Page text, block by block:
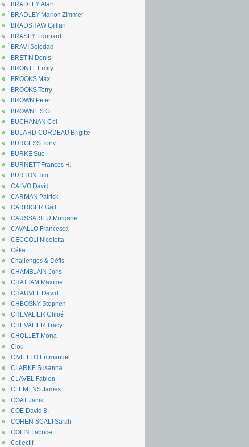
BRADLEY Alan
BRADLEY Marion Zimmer
BRADSHAW Gillian
BRASEY Edouard
BRAVI Soledad
BRETIN Denis
BRONTË Emily
BROOKS Max
BROOKS Terry
BROWN Peter
BROWNE S.G.
BUCHANAN Col
BULARD-CORDEAU Brigitte
BURGESS Tony
BURKE Sue
BURNETT Frances H.
BURTON Tim
CALVO David
CARMAN Patrick
CARRIGER Gail
CAUSSARIEU Morgane
CAVALLO Francesca
CECCOLI Nicoletta
Céka
Challenges & Défis
CHAMBLAIN Joris
CHATTAM Maxime
CHAUVEL David
CHBOSKY Stephen
CHEVALIER Chloé
CHEVALIER Tracy
CHOLLET Mona
Ciou
CIVIELLO Emmanuel
CLARKE Susanna
CLAVEL Fabien
CLEMENS James
COAT Janik
COE David B.
COHEN-SCALI Sarah
COLIN Fabrice
Collectif